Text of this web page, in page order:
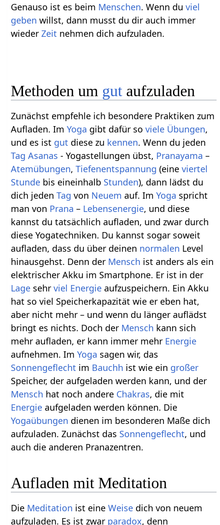
Genauso ist es beim Menschen. Wenn duviel
geben willst, dann musst du dir auch immer
wiederZeit nehmen dich aufzuladen.
Methoden um gut aufzuladen
Zunächst empfehle ich besondere Praktiken zum
Aufladen. ImYoga gibt dafür soviele Übungen,
und es ist gut diese zu kennen. Wenn du jeden
Tag Asanas - Yogastellungen übst, Pranayama –
Atemübungen,Tiefenentspannung (eineviertel
Stunde bis eineinhalb Stunden), dann lädst du
dich jedenTag von Neuem auf. ImYoga spricht
man von Prana – Lebensenergie, und diese
kannst du tatsächlich aufladen, und zwar durch
diese Yogatechniken. Du kannst sogar soweit
aufladen, dass du über deinen normalen Level
hinausgehst. Denn der Mensch ist anders als ein
elektrischer Akku im Smartphone. Er ist in der
Lage sehrviel Energie aufzuspeichern. Ein Akku
hat so viel Speicherkapazität wie er eben hat,
aber nicht mehr – und wenn du länger auflädst
bringt es nichts. Doch der Mensch kann sich
mehr aufladen, er kann immer mehr Energie
aufnehmen. ImYoga sagen wir, das
Sonnengeflecht im Bauchh ist wie ein großer
Speicher, der aufgeladen werden kann, und der
Mensch hat noch andere Chakras, die mit
Energie aufgeladen werden können. Die
Yogaübungen dienen im besonderen Maße dich
aufzuladen. Zunächst das Sonnengeflecht, und
auch die anderen Pranazentren.
Aufladen mit Meditation
Die Meditation ist eineWeise dich von neuem
aufzuladen. Es ist zwar paradox, denn